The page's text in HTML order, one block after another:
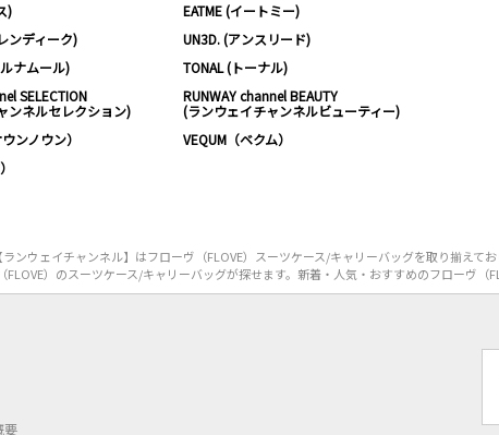
)
EATME (イートミー)
ンディーク)
UN3D. (アンスリード)
ナムール)
TONAL (トーナル)
SELECTION
ンネルセレクション)
RUNWAY channel BEAUTY
(ランウェイチャンネルビューティー)
ンノウン）
VEQUM（ベクム）
ンウェイチャンネル】はフローヴ（FLOVE）スーツケース/キャリーバッグを取り揃えて
）のスーツケース/キャリーバッグが探せます。新着・人気・おすすめのフローヴ（
要